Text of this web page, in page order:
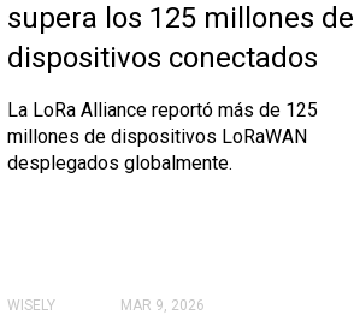
supera los 125 millones de
dispositivos conectados
La LoRa Alliance reportó más de 125
millones de dispositivos LoRaWAN
desplegados globalmente.
WISELY MAR 9, 2026